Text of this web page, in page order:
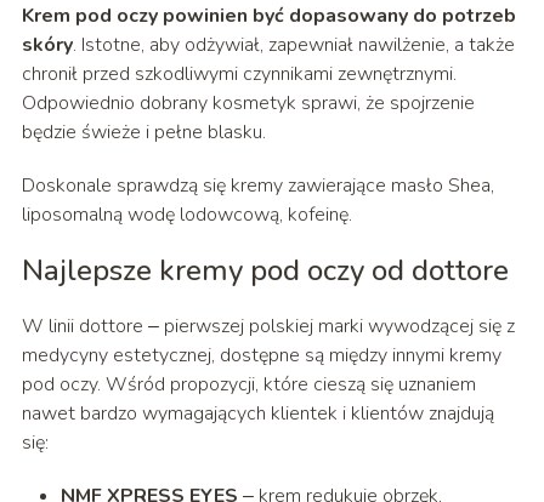
Krem pod oczy powinien być dopasowany do potrzeb
skóry. Istotne, aby odżywiał, zapewniał nawilżenie, a także
chronił przed szkodliwymi czynnikami zewnętrznymi.
Odpowiednio dobrany kosmetyk sprawi, że spojrzenie
będzie świeże i pełne blasku.
Doskonale sprawdzą się kremy zawierające masło Shea,
liposomalną wodę lodowcową, kofeinę.
Najlepsze kremy pod oczy od dottore
W linii dottore ‒ pierwszej polskiej marki wywodzącej się z
medycyny estetycznej, dostępne są między innymi kremy
pod oczy. Wśród propozycji, które cieszą się uznaniem
nawet bardzo wymagających klientek i klientów znajdują
się:
NMF XPRESS EYES ‒ krem redukuje obrzęk,